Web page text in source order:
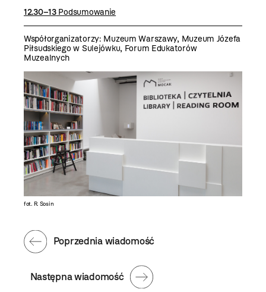
12.30–13Podsumowanie
Współorganizatorzy: Muzeum Warszawy, Muzeum Józefa
Piłsudskiego w Sulejówku, Forum Edukatorów
Muzealnych
fot. R. Sosin
Następna wiadomość
Poprzednia wiadomość